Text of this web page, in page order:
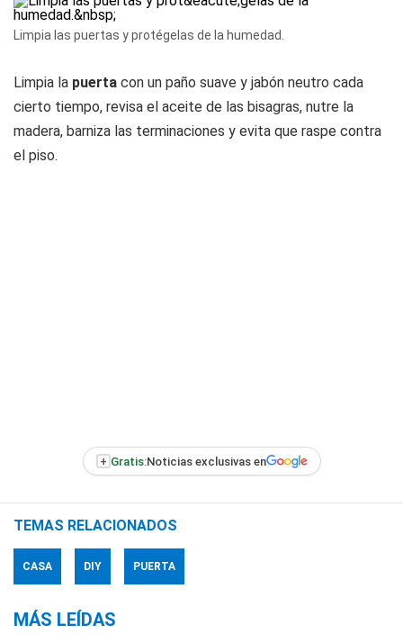
Limpia las puertas y protégelas de la humedad.
Limpia la puerta con un paño suave y jabón neutro cada
cierto tiempo, revisa el aceite de las bisagras, nutre la
madera, barniza las terminaciones y evita que raspe contra
el piso.
+ Gratis:Noticias exclusivas en
TEMAS RELACIONADOS
CASA DIY PUERTA
MÁS LEÍDAS